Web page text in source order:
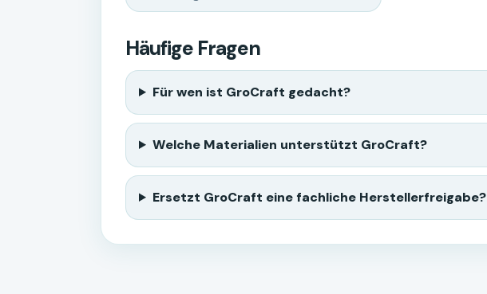
Häufige Fragen
Für wen ist GroCraft gedacht?
Welche Materialien unterstützt GroCraft?
Ersetzt GroCraft eine fachliche Herstellerfreigabe?